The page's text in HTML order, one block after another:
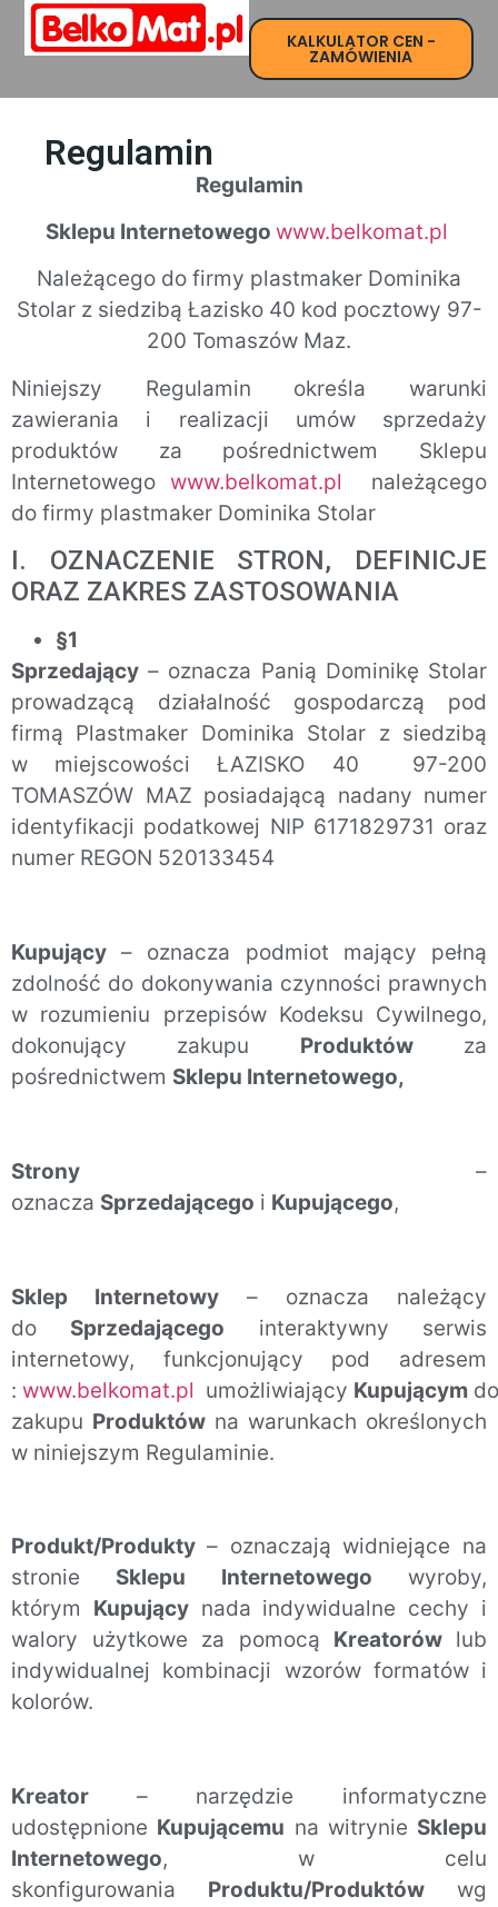
KALKULATOR CEN -
ZAMÓWIENIA
Regulamin
Regulamin
Sklepu Internetowego www.belkomat.pl
Należącego do firmy plastmaker Dominika
Stolar z siedzibą Łazisko 40 kod pocztowy 97-
200 Tomaszów Maz.
Niniejszy Regulamin określa warunki
zawierania i realizacji umów sprzedaży
produktów za pośrednictwem Sklepu
Internetowego www.belkomat.pl należącego
do firmy plastmaker Dominika Stolar
I. OZNACZENIE STRON, DEFINICJE
ORAZ ZAKRES ZASTOSOWANIA
§1
Sprzedający – oznacza Panią Dominikę Stolar
prowadzącą działalność gospodarczą pod
firmą Plastmaker Dominika Stolar z siedzibą
w miejscowości ŁAZISKO 40 97-200
TOMASZÓW MAZ posiadającą nadany numer
identyfikacji podatkowej NIP 6171829731 oraz
numer REGON 520133454
Kupujący – oznacza podmiot mający pełną
zdolność do dokonywania czynności prawnych
w rozumieniu przepisów Kodeksu Cywilnego,
dokonujący zakupu Produktówza
pośrednictwem Sklepu Internetowego,
Strony –
oznacza Sprzedającego i Kupującego,
Sklep Internetowy – oznacza należący
do Sprzedającego interaktywny serwis
internetowy, funkcjonujący pod adresem
: www.belkomat.pl umożliwiający Kupującym
zakupu Produktów na warunkach określonych
w niniejszym Regulaminie.
Produkt/Produkty – oznaczają widniejące na
stronie Sklepu Internetowego wyroby,
którym Kupującynada indywidualne cechy i
walory użytkowe za pomocą Kreatorów lub
indywidualnej kombinacji wzorów formatów i
kolorów.
Kreator – narzędzie informatyczne
udostępnione Kupującemu na witrynie Sklepu
Internetowego, w celu
skonfigurowania Produktu/Produktów wg